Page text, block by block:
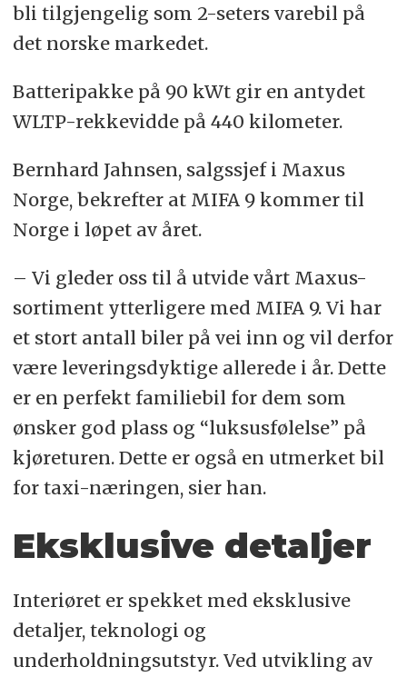
bli tilgjengelig som 2-seters varebil på
det norske markedet.
Batteripakke på 90 kWt gir en antydet
WLTP-rekkevidde på 440 kilometer.
Bernhard Jahnsen, salgssjef i Maxus
Norge, bekrefter at MIFA 9 kommer til
Norge i løpet av året.
– Vi gleder oss til å utvide vårt Maxus-
sortiment ytterligere med MIFA 9. Vi har
et stort antall biler på vei inn og vil derfor
være leveringsdyktige allerede i år. Dette
er en perfekt familiebil for dem som
ønsker god plass og “luksusfølelse” på
kjøreturen. Dette er også en utmerket bil
for taxi-næringen, sier han.
Eksklusive detaljer
Interiøret er spekket med eksklusive
detaljer, teknologi og
underholdningsutstyr. Ved utvikling av